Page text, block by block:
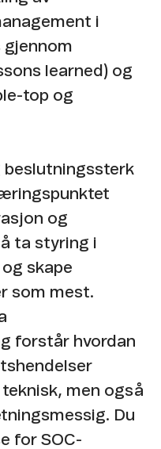
i
gjennom
learned) og
top og
beslutningssterk
og
ta styring i
skape
som mest.
forstår hvordan
men også
Du
for SOC-